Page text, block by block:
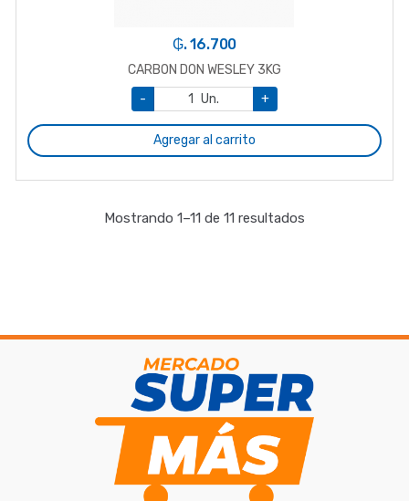
₲. 16.700
CARBON DON WESLEY 3KG
-
Un. +
Agregar al carrito
Mostrando 1–11 de 11 resultados